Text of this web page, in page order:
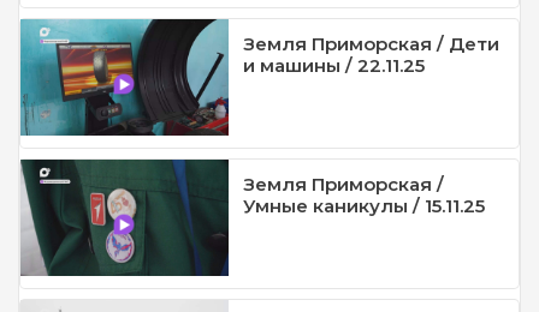
Земля Приморская / Дети
и машины / 22.11.25
Земля Приморская /
Умные каникулы / 15.11.25